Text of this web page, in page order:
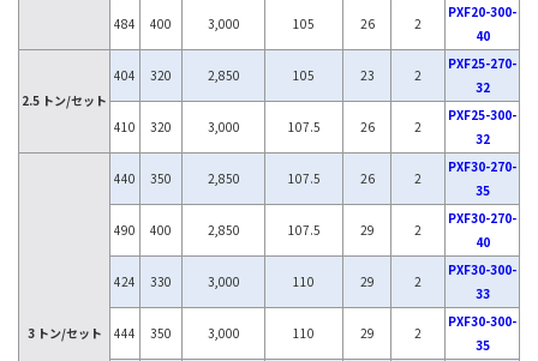
484 400 3,000 105 26 2
PXF20-300-
40
2.5 トン/セット
404 320 2,850 105 23 2
PXF25-270-
32
410 320 3,000 107.5 26 2
PXF25-300-
32
3 トン/セット
440 350 2,850 107.5 26 2
PXF30-270-
35
490 400 2,850 107.5 29 2
PXF30-270-
40
424 330 3,000 110 29 2
PXF30-300-
33
444 350 3,000 110 29 2
PXF30-300-
35